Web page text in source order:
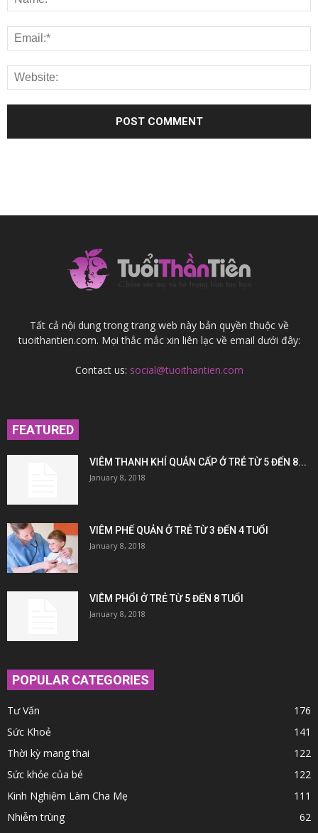
Tất cả nội dung trong trang web này bản quyền thuộc về
tuoithantien.com. Mọi thắc mắc xin liên lạc về email dưới đây:
Contact us: social@tuoithantien.com
FEATURED
VIÊM THANH KHÍ QUẢN CẤP Ở TRẺ TỪ 5 ĐẾN 8...
January 8, 2018
VIÊM PHẾ QUẢN Ở TRẺ TỪ 3 ĐẾN 4 TUỔI
January 8, 2018
VIÊM PHỔI Ở TRẺ TỪ 5 ĐẾN 8 TUỔI
January 8, 2018
POPULAR CATEGORIES
Tư Vấn
176
Sức Khoẻ
141
Thời kỳ mang thai
122
Sức khỏe của bé
122
Kinh Nghiệm Làm Cha Mẹ
111
Nhiễm trùng
62